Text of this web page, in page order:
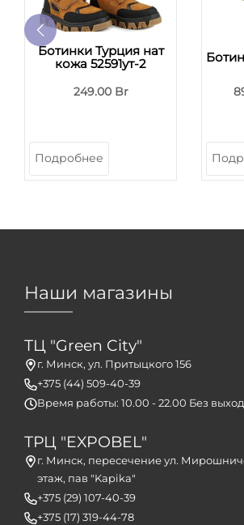
Ботинки Турция нат
кожа 52591ут-2
249.00 Br
Подробнее
Наши магазины
ТЦ "Green City"
г. Минск, ул. Притыцкого 156
+375 (44) 509-40-39
Время работы: 10.00 - 22.00 Без
ТРЦ "EXPOBEL"
г. Минск, пересечение ул.
этаж, пав "Kapika"
+375 (29) 107-40-39
+375 (17) 319-44-78